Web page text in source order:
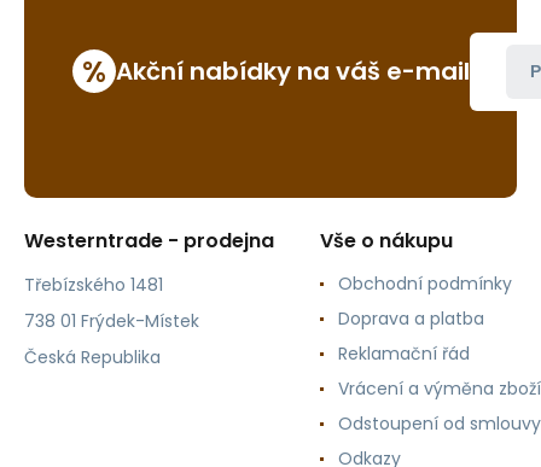
% Akční nabídky na váš e-mail
Westerntrade - prodejna
Třebízského 1481
738 01 Frýdek-Místek
Česká Republika
Vše o nákupu
Obchodní podmínky
Doprava a platba
Reklamační řád
Vrácení a výměna zboží
Odstoupení od smlouvy
Odkazy